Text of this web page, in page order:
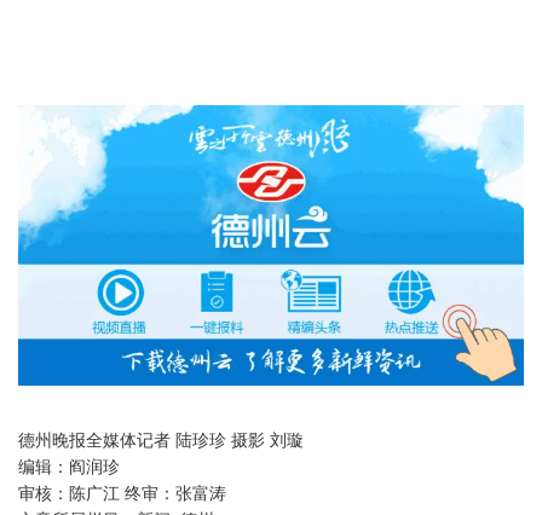
德州晚报全媒体记者 陆珍珍 摄影 刘璇
编辑： 阎润珍
审核： 陈广江 终审：张富涛